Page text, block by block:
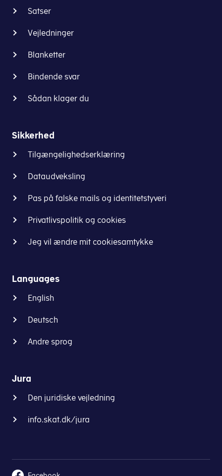
Satser
Vejledninger
Blanketter
Bindende svar
Sådan klager du
Sikkerhed
Tilgængelighedserklæring
Dataudveksling
Pas på falske mails og identitetstyveri
Privatlivspolitik og cookies
Jeg vil ændre mit cookiesamtykke
Languages
English
Deutsch
Andre sprog
Jura
Den juridiske vejledning
info.skat.dk/jura